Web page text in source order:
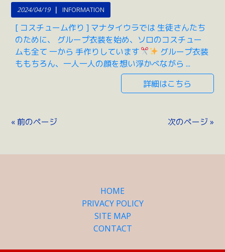
2024/04/19 INFORMATION
[ コスチューム作り ] マナタイウラでは 生徒さんたち
のために、 グループ衣装を始め、ソロのコスチュー
ムも全て 一から 手作りしています
グループ衣装
ももちろん、一人一人の顔を想い浮かべながら ...
詳細はこちら
« 前のページ 次のページ »
HOME
PRIVACY POLICY
SITE MAP
CONTACT